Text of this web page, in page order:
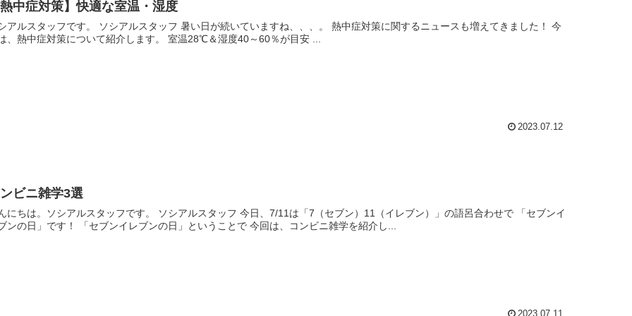
中症対策】快適な室温・湿度
です。 ソシアルスタッフ 暑い日が続いていますね、、、。 熱中症対策に関するニュースも増えてきました！ 今
回は、熱中症対策について紹介します。 室温28℃＆湿度40～60％が目安 ...
2023.07.12
ビニ雑学3選
ソシアルスタッフです。 ソシアルスタッフ 今日、7/11は「7（セブン）11（イレブン）」の語呂合わせで 「セブンイ
レブンの日」です！ 「セブンイレブンの日」ということで 今回は、コンビニ雑学を紹介し...
2023.07.11